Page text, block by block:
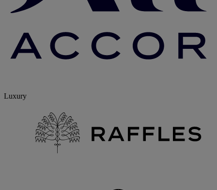
Luxury